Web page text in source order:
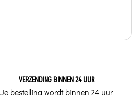
VERZENDING BINNEN 24 UUR
Je bestelling wordt binnen 24 uur